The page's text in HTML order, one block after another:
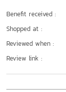
Benefit received :
Shopped at :
Reviewed when :
Review link :